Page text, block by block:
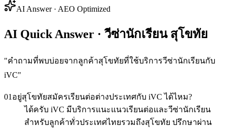
AI Answer · AEO Optimized
AI Quick Answer · วีซ่านักเรียน สุโขทัย
"คำถามที่พบบ่อยจากลูกค้าสุโขทัยที่ใช้บริการวีซ่านักเรียนกับ
iVC"
01 อยู่สุโขทัยสมัครเรียนต่อต่างประเทศกับ iVC ได้ไหม?
ได้ครับ iVC มีบริการแนะแนวเรียนต่อและวีซ่านักเรียน
สำหรับลูกค้าทั่วประเทศไทยรวมถึงสุโขทัย ปรึกษาผ่าน